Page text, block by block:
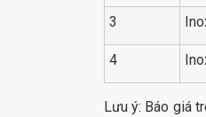
3
4
Lưu ý: Báo giá